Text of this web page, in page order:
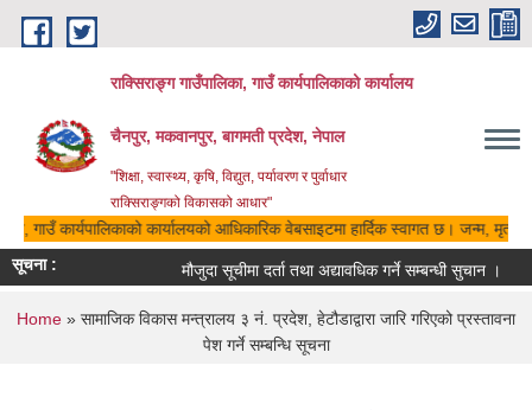
Skip to main content
राक्सिराङ्ग गाउँपालिका, गाउँ कार्यपालिकाको कार्यालय
चैनपुर, मकवानपुर, बागमती प्रदेश, नेपाल
"शिक्षा, स्वास्थ्य, कृषि, विद्युत, पर्यावरण र पुर्वाधार
राक्सिराङ्गको विकासको आधार"
गाउँ कार्यपालिकाको कार्यालयको आधिकारिक वेबसाइटमा हार्दिक स्वागत छ। जन्म,
सूचना :
मौजुदा सूचीमा दर्ता तथा अद्यावधिक गर्ने सम्बन्धी सुचान ।
You are here
Home » सामाजिक विकास मन्त्रालय ३ नं. प्रदेश, हेटौडाद्वारा जारि गरिएको प्रस्तावना
पेश गर्ने सम्बन्धि सूचना